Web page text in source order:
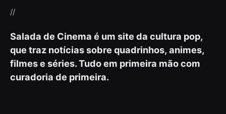
//
Salada de Cinema é um site da cultura pop,
que traz notícias sobre quadrinhos, animes,
filmes e séries. Tudo em primeira mão com
curadoria de primeira.